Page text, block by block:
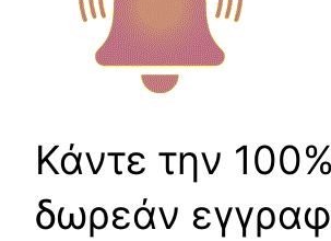
Κάντε την 100%
δωρεάν